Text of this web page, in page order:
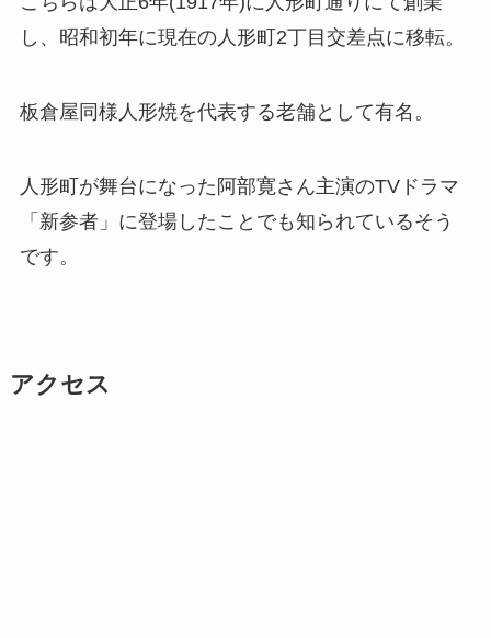
し、昭和初年に現在の人形町2丁目交差点に移転。
板倉屋同様人形焼を代表する老舗として有名。
人形町が舞台になった阿部寛さん主演のTVドラマ
「新参者」に登場したことでも知られているそう
です。
アクセス